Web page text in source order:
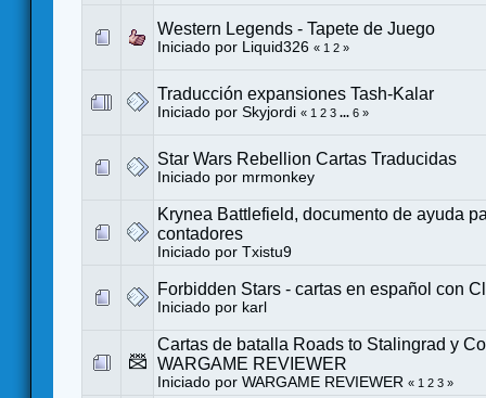
Western Legends - Tapete de Juego
Iniciado por Liquid326 « 1 2 »
Traducción expansiones Tash-Kalar
Iniciado por Skyjordi « 1 2 3 ... 6 »
Star Wars Rebellion Cartas Traducidas
Iniciado por mrmonkey
Krynea Battlefield, documento de ayuda
contadores
Iniciado por Txistu9
Forbidden Stars - cartas en español con
Iniciado por karl
Cartas de batalla Roads to Stalingrad y
WARGAME REVIEWER
Iniciado por WARGAME REVIEWER « 1 2 3 »